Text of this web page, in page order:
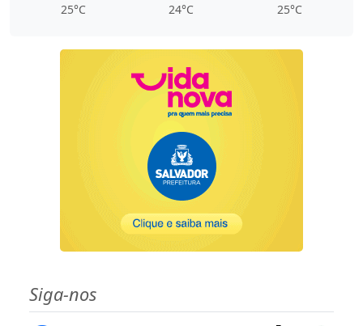
25°C 24°C 25°C
Siga-nos